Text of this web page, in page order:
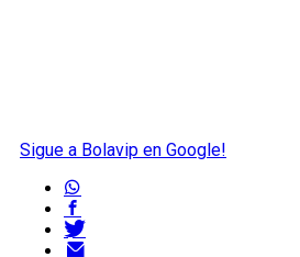
Sigue a Bolavip en Google!